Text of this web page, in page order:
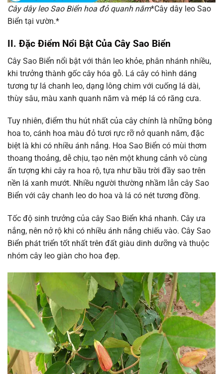
Cây dây leo Sao Biển hoa đỏ quanh năm*Cây dây leo Sao
Biển tại vườn.*
II. Đặc Điểm Nổi Bật Của Cây Sao Biển
Cây Sao Biển nổi bật với thân leo khỏe, phân nhánh nhiều,
khi trưởng thành gốc cây hóa gỗ. Lá cây có hình dáng
tương tự lá chanh leo, dạng lông chim với cuống lá dài,
thùy sâu, màu xanh quanh năm và mép lá có răng cưa.
Tuy nhiên, điểm thu hút nhất của cây chính là những bông
hoa to, cánh hoa màu đỏ tươi rực rỡ nở quanh năm, đặc
biệt là khi có nhiều ánh nắng. Hoa Sao Biển có mùi thơm
thoang thoảng, dễ chịu, tạo nên một khung cảnh vô cùng
ấn tượng khi cây ra hoa rộ, tựa như bầu trời đầy sao trên
nền lá xanh mướt. Nhiều người thường nhầm lẫn cây Sao
Biển với cây chanh leo do hoa và lá có nét tương đồng.
Tốc độ sinh trưởng của cây Sao Biển khá nhanh. Cây ưa
nắng, nên nở rộ khi có nhiều ánh nắng chiếu vào. Cây Sao
Biển phát triển tốt nhất trên đất giàu dinh dưỡng và thuộc
nhóm cây leo giàn cho hoa đẹp.